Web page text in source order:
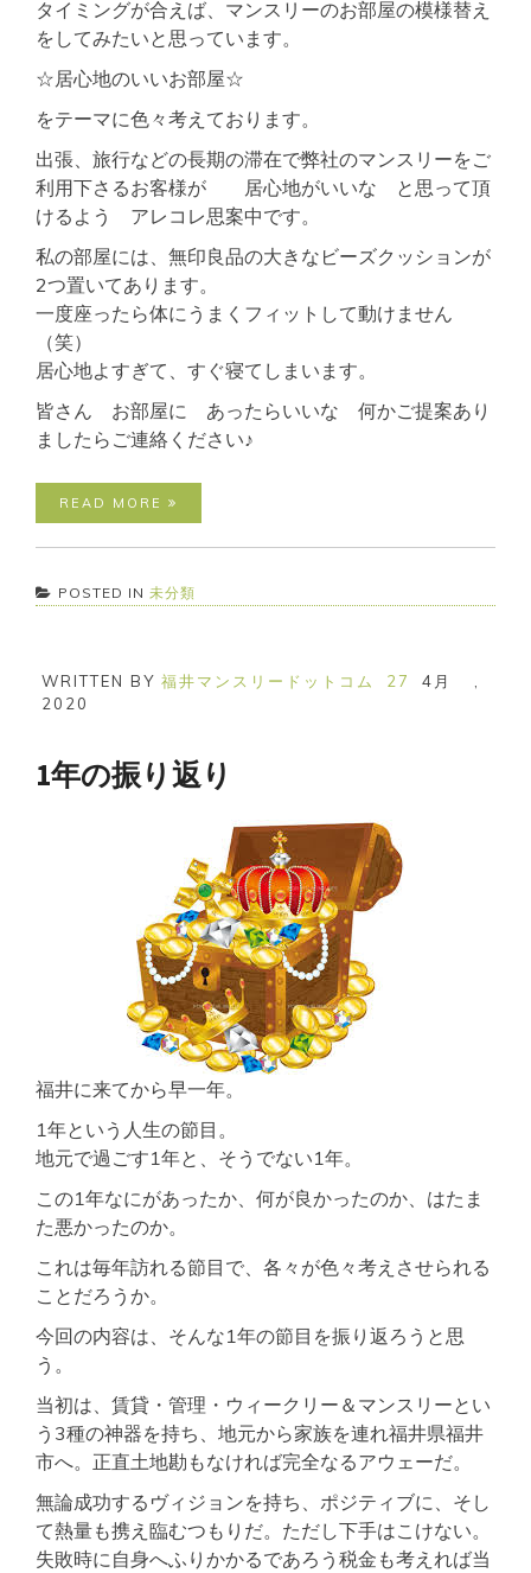
タイミングが合えば、マンスリーのお部屋の模様替え
をしてみたいと思っています。
☆居心地のいいお部屋☆
をテーマに色々考えております。
出張、旅行などの長期の滞在で弊社のマンスリーをご
利用下さるお客様が 居心地がいいな と思って頂
けるよう アレコレ思案中です。
私の部屋には、無印良品の大きなビーズクッションが
2つ置いてあります。
一度座ったら体にうまくフィットして動けません
（笑）
居心地よすぎて、すぐ寝てしまいます。
皆さん お部屋に あったらいいな 何かご提案あり
ましたらご連絡ください♪
READ MORE
POSTED IN 未分類
WRITTEN BY 福井マンスリードットコム 27 4月
2020
1年の振り返り
福井に来てから早一年。
1年という人生の節目。
地元で過ごす1年と、そうでない1年。
この1年なにがあったか、何が良かったのか、はたま
た悪かったのか。
これは毎年訪れる節目で、各々が色々考えさせられる
ことだろうか。
今回の内容は、そんな1年の節目を振り返ろうと思
う。
当初は、賃貸・管理・ウィークリー＆マンスリーとい
う3種の神器を持ち、地元から家族を連れ福井県福井
市へ。正直土地勘もなければ完全なるアウェーだ。
無論成功するヴィジョンを持ち、ポジティブに、そし
て熱量も携え臨むつもりだ。ただし下手はこけない。
失敗時に自身へふりかかるであろう税金も考えれば当